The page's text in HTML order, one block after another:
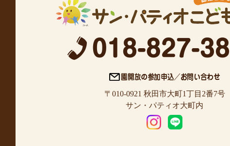
〒010-0921 秋田市大町1丁目2番7号
サン・パティオ大町内